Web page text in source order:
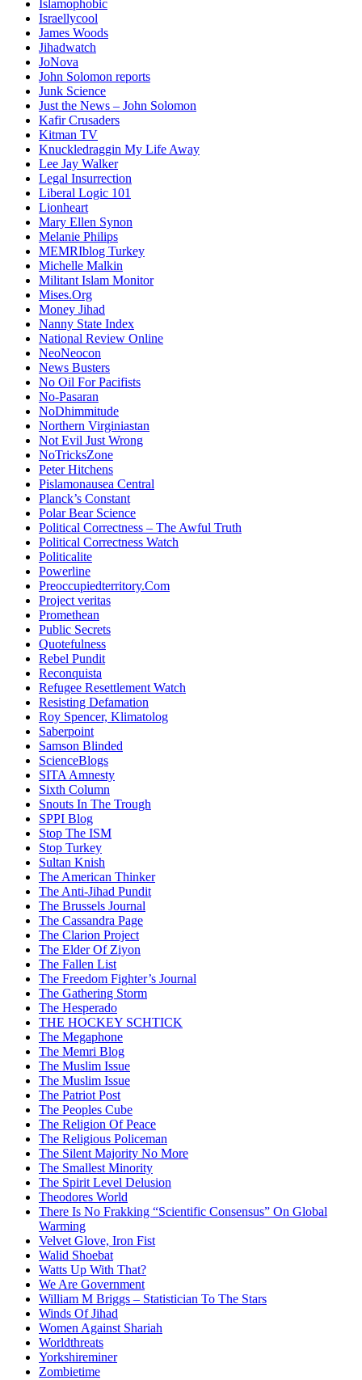
Islamophobic
Israellycool
James Woods
Jihadwatch
JoNova
John Solomon reports
Junk Science
Just the News – John Solomon
Kafir Crusaders
Kitman TV
Knuckledraggin My Life Away
Lee Jay Walker
Legal Insurrection
Liberal Logic 101
Lionheart
Mary Ellen Synon
Melanie Philips
MEMRIblog Turkey
Michelle Malkin
Militant Islam Monitor
Mises.Org
Money Jihad
Nanny State Index
National Review Online
NeoNeocon
News Busters
No Oil For Pacifists
No-Pasaran
NoDhimmitude
Northern Virginiastan
Not Evil Just Wrong
NoTricksZone
Peter Hitchens
Pislamonausea Central
Planck’s Constant
Polar Bear Science
Political Correctness – The Awful Truth
Political Correctness Watch
Politicalite
Powerline
Preoccupiedterritory.Com
Project veritas
Promethean
Public Secrets
Quotefulness
Rebel Pundit
Reconquista
Refugee Resettlement Watch
Resisting Defamation
Roy Spencer, Klimatolog
Saberpoint
Samson Blinded
ScienceBlogs
SITA Amnesty
Sixth Column
Snouts In The Trough
SPPI Blog
Stop The ISM
Stop Turkey
Sultan Knish
The American Thinker
The Anti-Jihad Pundit
The Brussels Journal
The Cassandra Page
The Clarion Project
The Elder Of Ziyon
The Fallen List
The Freedom Fighter’s Journal
The Gathering Storm
The Hesperado
THE HOCKEY SCHTICK
The Megaphone
The Memri Blog
The Muslim Issue
The Muslim Issue
The Patriot Post
The Peoples Cube
The Religion Of Peace
The Religious Policeman
The Silent Majority No More
The Smallest Minority
The Spirit Level Delusion
Theodores World
There Is No Frakking “Scientific Consensus” On Global
Warming
Velvet Glove, Iron Fist
Walid Shoebat
Watts Up With That?
We Are Government
William M Briggs – Statistician To The Stars
Winds Of Jihad
Women Against Shariah
Worldthreats
Yorkshireminer
Zombietime